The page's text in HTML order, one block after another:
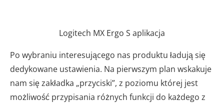
Logitech MX Ergo S aplikacja
Po wybraniu interesującego nas produktu ładują się
dedykowane ustawienia. Na pierwszym plan wskakuje
nam się zakładka „przyciski”, z poziomu której jest
możliwość przypisania różnych funkcji do każdego z